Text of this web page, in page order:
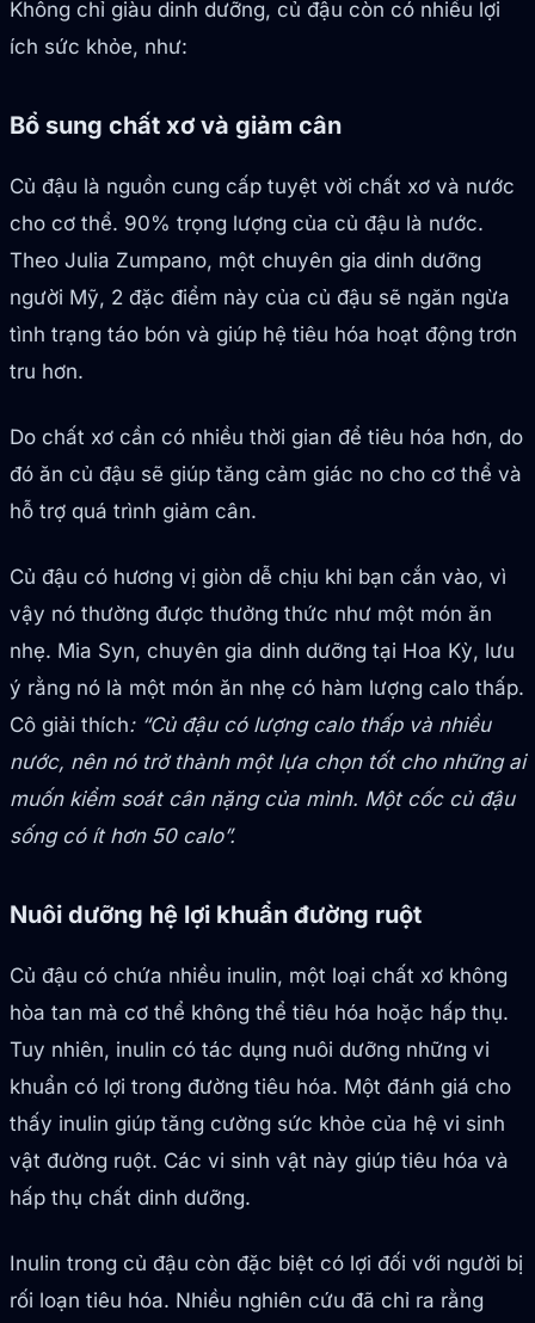
Không chỉ giàu dinh dưỡng, củ đậu còn có nhiều lợi
ích sức khỏe, như:
Bổ sung chất xơ và giảm cân
Củ đậu là nguồn cung cấp tuyệt vời chất xơ và nước
cho cơ thể. 90% trọng lượng của củ đậu là nước.
Theo Julia Zumpano, một chuyên gia dinh dưỡng
người Mỹ, 2 đặc điểm này của củ đậu sẽ ngăn ngừa
tình trạng táo bón và giúp hệ tiêu hóa hoạt động trơn
tru hơn.
Do chất xơ cần có nhiều thời gian để tiêu hóa hơn, do
đó ăn củ đậu sẽ giúp tăng cảm giác no cho cơ thể và
hỗ trợ quá trình giảm cân.
Củ đậu có hương vị giòn dễ chịu khi bạn cắn vào, vì
vậy nó thường được thưởng thức như một món ăn
nhẹ. Mia Syn, chuyên gia dinh dưỡng tại Hoa Kỳ, lưu
ý rằng nó là một món ăn nhẹ có hàm lượng calo thấp.
Cô giải thích: “Củ đậu có lượng calo thấp và nhiều
nước, nên nó trở thành một lựa chọn tốt cho những ai
muốn kiểm soát cân nặng của mình. Một cốc củ đậu
sống có ít hơn 50 calo”.
Nuôi dưỡng hệ lợi khuẩn đường ruột
Củ đậu có chứa nhiều inulin, một loại chất xơ không
hòa tan mà cơ thể không thể tiêu hóa hoặc hấp thụ.
Tuy nhiên, inulin có tác dụng nuôi dưỡng những vi
khuẩn có lợi trong đường tiêu hóa. Một đánh giá cho
thấy inulin giúp tăng cường sức khỏe của hệ vi sinh
vật đường ruột. Các vi sinh vật này giúp tiêu hóa và
hấp thụ chất dinh dưỡng.
Inulin trong củ đậu còn đặc biệt có lợi đối với người bị
rối loạn tiêu hóa. Nhiều nghiên cứu đã chỉ ra rằng